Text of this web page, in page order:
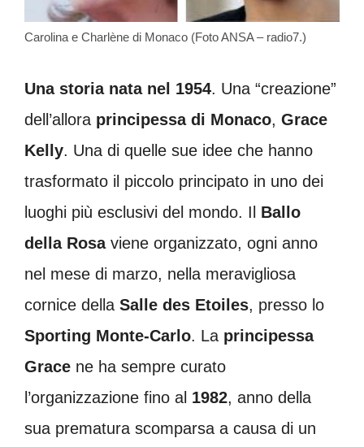
Carolina e Charlène di Monaco (Foto ANSA – radio7.)
Una storia nata nel 1954. Una “creazione”
dell’allora principessa di Monaco, Grace
Kelly. Una di quelle sue idee che hanno
trasformato il piccolo principato in uno dei
luoghi più esclusivi del mondo. Il Ballo
della Rosaviene organizzato, ogni anno
nel mese di marzo, nella meravigliosa
cornice della Salle des Etoiles, presso lo
Sporting Monte-Carlo. La principessa
Grace ne ha sempre curato
l’organizzazione fino al 1982, anno della
sua prematura scomparsa a causa di un